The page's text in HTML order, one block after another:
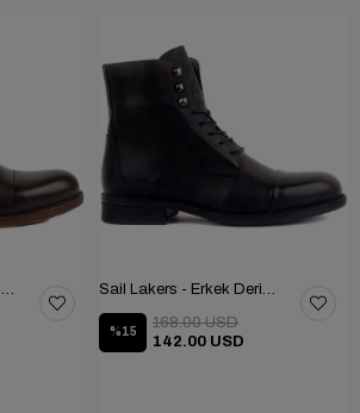
%15
142.00 USD
168.00 USD